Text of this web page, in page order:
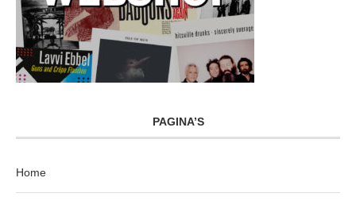
PAGINA’S
Home